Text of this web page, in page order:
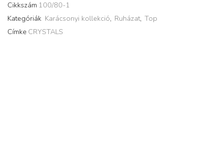
Cikkszám 100/80-1
Kategóriák Karácsonyi kollekció, Ruházat, Top
Címke CRYSTALS